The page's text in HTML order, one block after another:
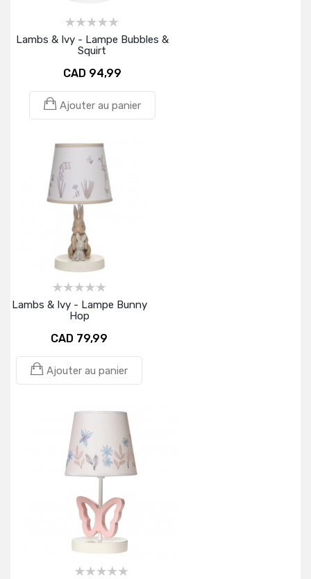
Lambs & Ivy - Lampe Bubbles &
Squirt
CAD 94,99
Ajouter au panier
Lambs & Ivy - Lampe Bunny
Hop
CAD 79,99
Ajouter au panier